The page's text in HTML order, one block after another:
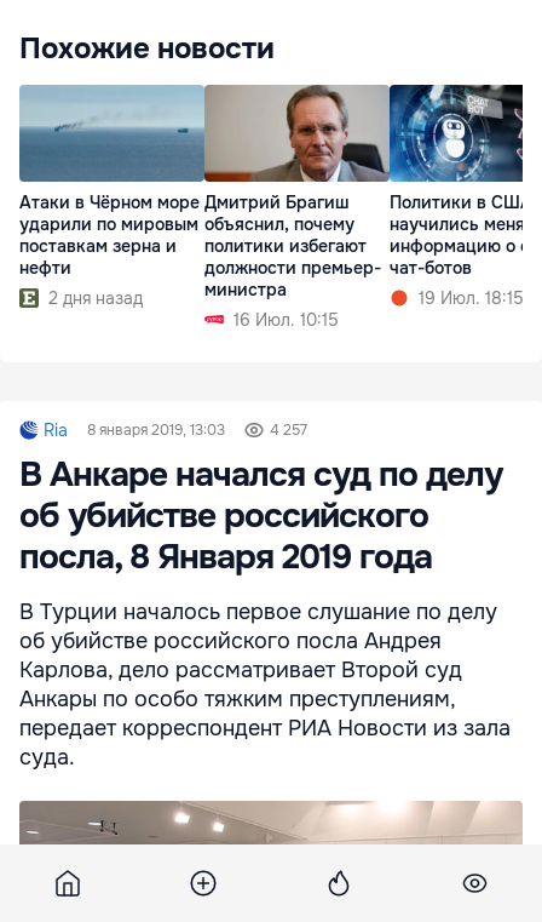
Похожие новости
Атаки в Чёрном море
ударили по мировым
поставкам зерна и
нефти
2 дня назад
Дмитрий Брагиш
объяснил, почему
политики избегают
должности премьер-
министра
16 Июл. 10:15
Политики в США
научились менять
информацию о
чат-ботов
19 Июл. 18:15
Ria 8 января 2019, 13:03 4 257
В Анкаре начался суд по делу
об убийстве российского
посла, 8 Января 2019 года
В Турции началось первое слушание по делу
об убийстве российского посла Андрея
Карлова, дело рассматривает Второй суд
Анкары по особо тяжким преступлениям,
передает корреспондент РИА Новости из зала
суда.